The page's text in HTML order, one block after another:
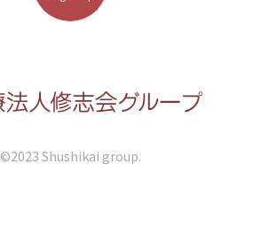
©︎2023 Shushikai group.